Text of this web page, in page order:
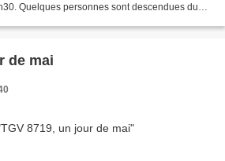
Quelques personnes sont descendues du
de mai